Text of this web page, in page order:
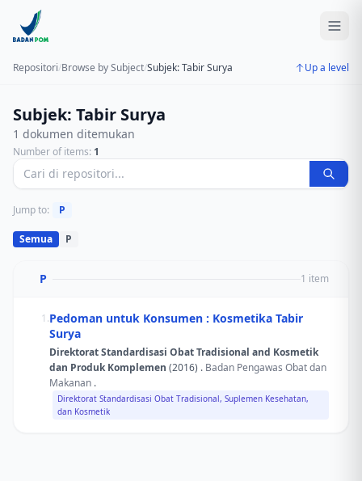
Repositori/Browse by Subject/Subjek: Tabir Surya Up a level
Subjek: Tabir Surya
1 dokumen ditemukan
Number of items: 1
Jump to: P
Semua P
P 1 item
1.Pedoman untuk Konsumen : Kosmetika Tabir
Surya
Direktorat Standardisasi Obat Tradisional and Kosmetik
dan Produk Komplemen (2016) . Badan Pengawas Obat dan
Makanan .
Direktorat Standardisasi Obat Tradisional, Suplemen Kesehatan,
dan Kosmetik